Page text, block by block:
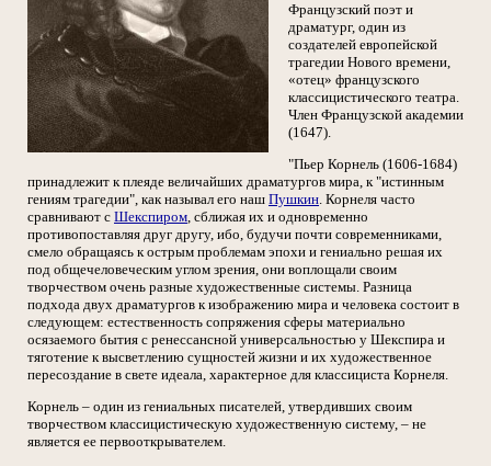
Французский поэт и
драматург, один из
создателей европейской
трагедии Нового времени,
«отец» французского
классицистического театра.
Член Французской академии
(1647).
"Пьер Корнель (1606-1684)
принадлежит к плеяде величайших драматургов мира, к "истинным
гениям трагедии", как называл его наш Пушкин. Корнеля часто
сравнивают с Шекспиром, сближая их и одновременно
противопоставляя друг другу, ибо, будучи почти современниками,
смело обращаясь к острым проблемам эпохи и гениально решая их
под общечеловеческим углом зрения, они воплощали своим
творчеством очень разные художественные системы. Разница
подхода двух драматургов к изображению мира и человека состоит в
следующем: естественность сопряжения сферы материально
осязаемого бытия с ренессансной универсальностью у Шекспира и
тяготение к высветлению сущностей жизни и их художественное
пересоздание в свете идеала, характерное для классициста Корнеля.
Корнель – один из гениальных писателей, утвердивших своим
творчеством классицистическую художественную систему, – не
является ее первооткрывателем.